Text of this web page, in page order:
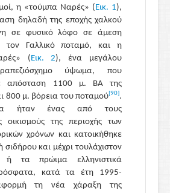
η «τούμπα Ναρές» (Εικ. 1),
δηλαδή της εποχής χαλκού
σε φυσικό λόφο σε άμεση
τον Γαλλικό ποταμό, και η
(Εικ. 2), ένα μεγάλου
ύψωμα, που
απόσταση 1100 μ. ΒΑ της
800 μ. βόρεια του ποταμού [90] .
ήταν ένας από τους
οικισμούς της περιοχής των
χρόνων και κατοικήθηκε
και μέχρι τουλάχιστον
ή τα πρώιμα ελληνιστικά
κατά τα έτη 1995-
τη νέα χάραξη της